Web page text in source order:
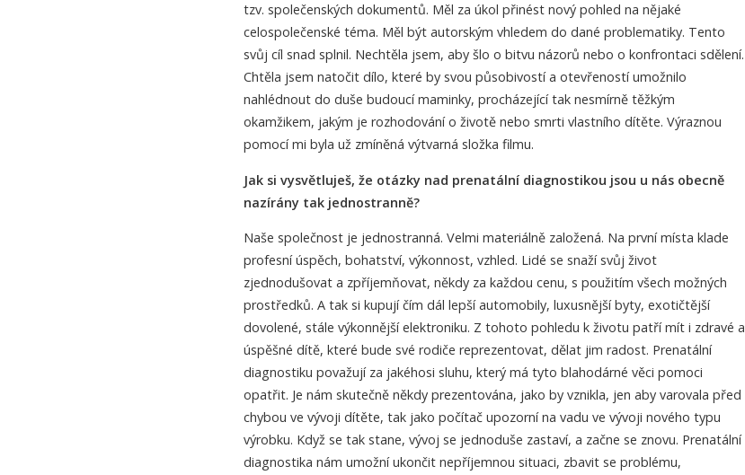
tzv. společenských dokumentů. Měl za úkol přinést nový pohled na nějaké
celospolečenské téma. Měl být autorským vhledem do dané problematiky. Tento
svůj cíl snad splnil. Nechtěla jsem, aby šlo o bitvu názorů nebo o konfrontaci sdělení.
Chtěla jsem natočit dílo, které by svou působivostí a otevřeností umožnilo
nahlédnout do duše budoucí maminky, procházející tak nesmírně těžkým
okamžikem, jakým je rozhodování o životě nebo smrti vlastního dítěte. Výraznou
pomocí mi byla už zmíněná výtvarná složka filmu.
Jak si vysvětluješ, že otázky nad prenatální diagnostikou jsou u nás obecně
nazírány tak jednostranně?
Naše společnost je jednostranná. Velmi materiálně založená. Na první místa klade
profesní úspěch, bohatství, výkonnost, vzhled. Lidé se snaží svůj život
zjednodušovat a zpříjemňovat, někdy za každou cenu, s použitím všech možných
prostředků. A tak si kupují čím dál lepší automobily, luxusnější byty, exotičtější
dovolené, stále výkonnější elektroniku. Z tohoto pohledu k životu patří mít i zdravé a
úspěšné dítě, které bude své rodiče reprezentovat, dělat jim radost. Prenatální
diagnostiku považují za jakéhosi sluhu, který má tyto blahodárné věci pomoci
opatřit. Je nám skutečně někdy prezentována, jako by vznikla, jen aby varovala před
chybou ve vývoji dítěte, tak jako počítač upozorní na vadu ve vývoji nového typu
výrobku. Když se tak stane, vývoj se jednoduše zastaví, a začne se znovu. Prenatální
diagnostika nám umožní ukončit nepříjemnou situaci, zbavit se problému,